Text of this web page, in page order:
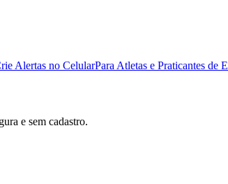
Alertas no CelularPara Atletas e Praticantes de
e sem cadastro.